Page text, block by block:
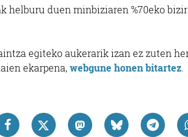
helburu duen minbiziaren %70eko
egiteko aukerarik izan ez zuten
ekarpena,webgune honen bitartez